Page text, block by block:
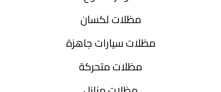
مظلات لكسان
مظلات سيارات جاهزة
مظلات متحركة